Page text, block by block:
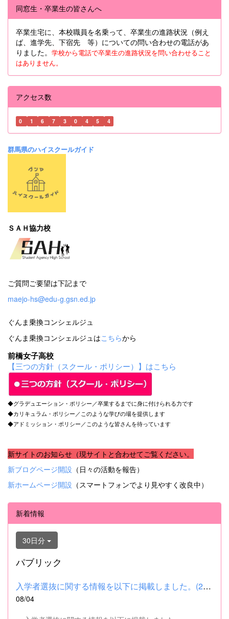
同窓生・卒業生の皆さんへ
卒業生宅に、本校職員を名乗って、卒業生の進路状況（例え
ば、進学先、下宿先 等）についての問い合わせの電話があ
りました。 学校から電話で卒業生の進路状況を問い合わせること
はありません。
アクセス数
0 1 6 7 3 0 4 5 4
群馬県のハイスクールガイド
ＳＡＨ協力校
ご質問ご要望は下記まで
maejo-hs@edu-g.gsn.ed.jp
ぐんま乗換コンシェルジュ
ぐんま乗換コンシェルジュはこちらから
前橋女子高校
【三つの方針（スクール・ポリシー）】はこちら
◆グラデュエーション・ポリシー／卒業するまでに身に付けられる力です
◆カリキュラム・ポリシー／このような学びの場を提供します
◆アドミッション・ポリシー／このような皆さんを待っています
新サイトのお知らせ（現サイトと合わせてご覧ください。
新ブログページ開設 （日々の活動を報告）
新ホームページ開設 （スマートフォンでより見やすく改良中）
新着情報
30日分
パブリック
入学者選抜に関する情報を以下に掲載しました。(2026.8.4) ■令和...
08/04